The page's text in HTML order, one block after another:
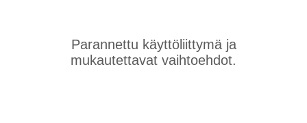
Parannettu käyttöliittymä ja
mukautettavat vaihtoehdot.